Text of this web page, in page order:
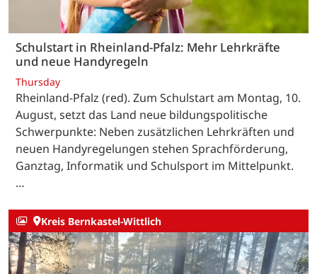
Schulstart in Rheinland-Pfalz: Mehr Lehrkräfte
und neue Handyregeln
Thursday
Rheinland-Pfalz (red). Zum Schulstart am Montag, 10.
August, setzt das Land neue bildungspolitische
Schwerpunkte: Neben zusätzlichen Lehrkräften und
neuen Handyregelungen stehen Sprachförderung,
Ganztag, Informatik und Schulsport im Mittelpunkt.
…
Kreis Bernkastel-Wittlich